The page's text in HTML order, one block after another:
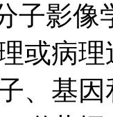
影像
或病
、基